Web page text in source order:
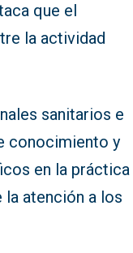
que el
la actividad
sanitarios e
conocimiento y
en la práctica
la atención a los